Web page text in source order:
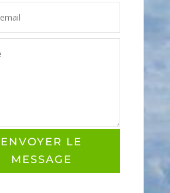
ENVOYER LE
MESSAGE